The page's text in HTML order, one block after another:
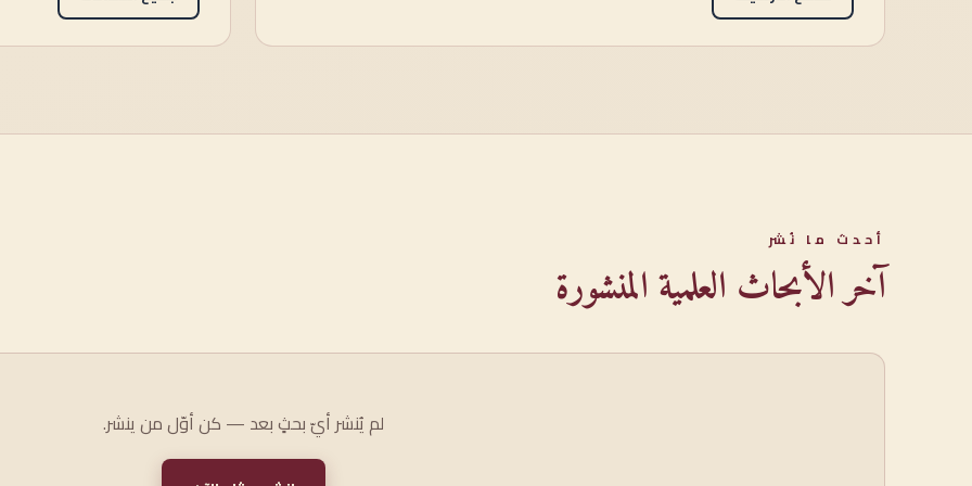
أحدث ما نُشر
آخر الأبحاث العلمية المنشورة
لم يُنشر أيّ بحثٍ بعد — كن أوّل من ينشر.